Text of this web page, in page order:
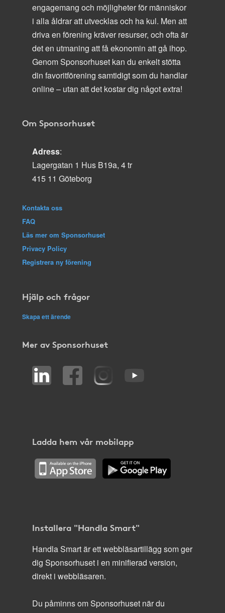
engagemang och möjligheter för människor
i alla åldrar att utvecklas och ha kul. Men att
driva en förening kräver resurser, och ofta är
det en utmaning att få ekonomin att gå ihop.
Genom Sponsorhuset kan du enkelt stötta
din favoritförening samtidigt som du handlar
online – utan att det kostar dig något extra!
Om Sponsorhuset
Adress:
Lagergatan 1 Hus B19a, 4 tr
415 11 Göteborg
Kontakta oss
FAQ
Läs mer om Sponsorhuset
Privacy Policy
Registrera ny förening
Hjälp och frågor
Skapa ett ärende
Mer av Sponsorhuset
Ladda hem vår mobilapp
Installera "Handla Smart"
Handla Smart är ett webbläsartillägg som ger
dig Sponsorhuset i en minifierad version,
direkt i webbläsaren.
Du påminns om Sponsorhuset när du